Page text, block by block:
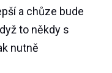
a chůze bude
to někdy s
nutně